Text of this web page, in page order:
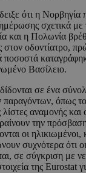
ότι η Νορβηγία
σχετικά με
και η Πολωνία
στον οδοντίατρο,
Βασίλειο.
σε ένα
παραγόντων, όπως
αναμονής και
την
οι
συχνότερα ότι οι
σε σύγκριση με
της Eurostat